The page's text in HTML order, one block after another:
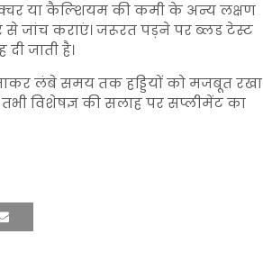
या कैल्शियम की कमी के अन्य लक्षण
जांच कराएं। जरूरत पड़ने पर ब्लड टेस्ट
जाती है।
लंबे समय तक हड्डियों को मजबूत रखा
विशेषज्ञ की सलाह पर सप्लीमेंट का